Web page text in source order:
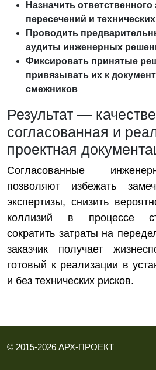
Назначить ответственного
пересечений и
Проводить
аудиты инженерных
Фиксировать принятые
привязывать их к
смежников
Результат —
согласованная и
проектная
Согласованные
позволяют избежать
экспертизы, снизить
коллизий в процессе
сократить затраты на
заказчик получает
готовый к реализации в
и без технических рисков.
© 2015-2026 АРХ-ПРОЕКТ